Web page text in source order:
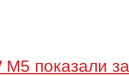
показали